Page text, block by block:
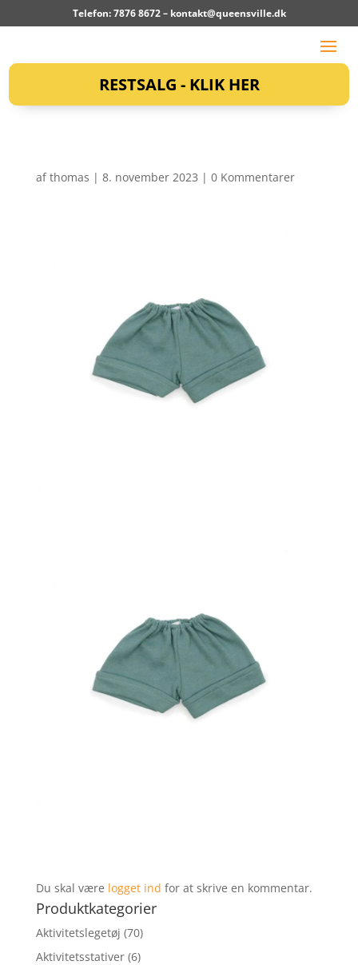
Telefon: 7876 8672 – kontakt@queensville.dk
RESTSALG - KLIK HER
afthomas | 8. november 2023 | 0 Kommentarer
Du skal være logget ind for at skrive en kommentar.
Produktkategorier
Aktivitetslegetøj (70)
Aktivitetsstativer (6)